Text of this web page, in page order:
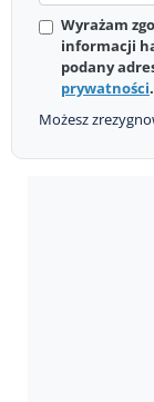
Wyrażam
informacji
podany
prywatności.
Możesz